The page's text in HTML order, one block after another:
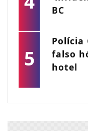
BC
5
Polícia
falso
hotel